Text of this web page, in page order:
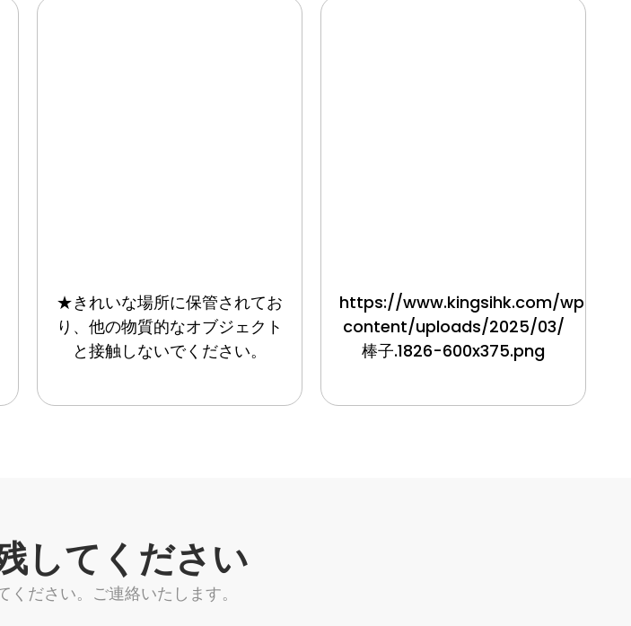
★きれいな場所に保管されてお
り、他の物質的なオブジェクト
と接触しないでください。
https://www.kingsihk.com/wp-
content/uploads/2025/03/
棒子.1826-600x375.png
してください
ださい。ご連絡いたします。